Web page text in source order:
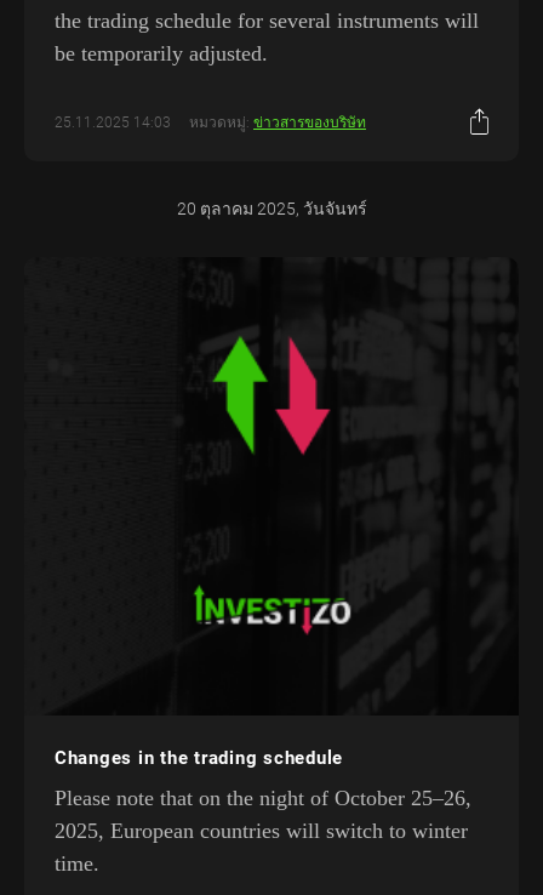
the trading schedule for several instruments will
be temporarily adjusted.
25.11.2025 14:03 หมวดหมู่: ข่าวสารของบริษัท
20 ตุลาคม 2025, วันจันทร์
Changes in the trading schedule
Please note that on the night of October 25–26,
2025, European countries will switch to winter
time.